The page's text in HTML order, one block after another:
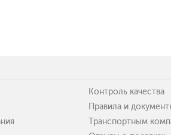
Контроль качества
Правила и
Транспортным